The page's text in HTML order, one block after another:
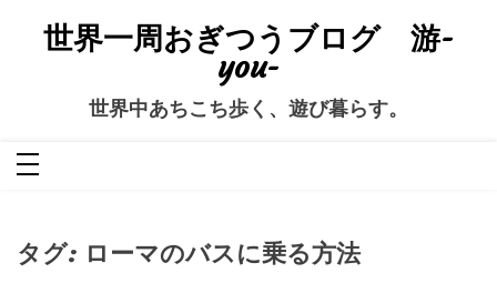
世界一周おぎつうブログ 游-
you-
世界中あちこち歩く、遊び暮らす。
タグ: ローマのバスに乗る方法